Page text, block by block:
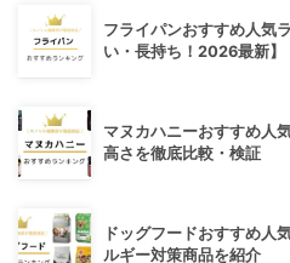
フライパンおすすめ人気
い・長持ち！2026最新】
マヌカハニーおすすめ人
高さを徹底比較・検証
ドッグフードおすすめ人
ルギー対策商品を紹介